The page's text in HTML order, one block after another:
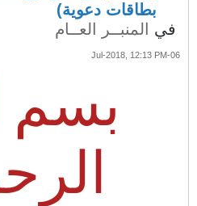
بطاقات دعوية)
في
المنبــر العــام
06-Jul-2018, 12:13 PM
بسم